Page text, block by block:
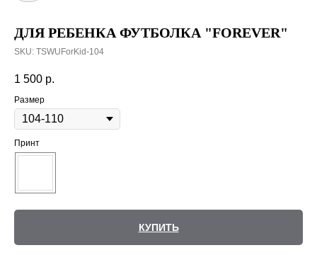
ДЛЯ РЕБЕНКА ФУТБОЛКА "FOREVER"
SKU: TSWUForKid-104
1 500 р.
Размер
Принт
КУПИТЬ